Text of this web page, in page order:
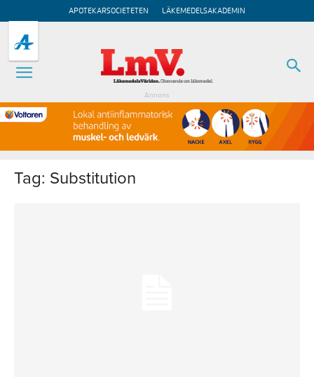
APOTEKARSOCIETETEN LÄKEMEDELSAKADEMIN
Annons
Tag: Substitution